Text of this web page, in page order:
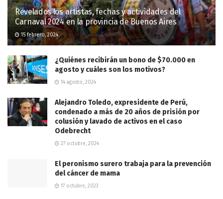
Revelados los artistas, fechas y actividades del
Carnaval 2024 en la provincia de Buenos Aires
15 febrero, 2024
¿Quiénes recibirán un bono de $70.000 en
agosto y cuáles son los motivos?
14 agosto, 2024
Alejandro Toledo, expresidente de Perú,
condenado a más de 20 años de prisión por
colusión y lavado de activos en el caso
Odebrecht
27 octubre, 2024
El peronismo surero trabaja para la prevención
del cáncer de mama
17 octubre, 2023